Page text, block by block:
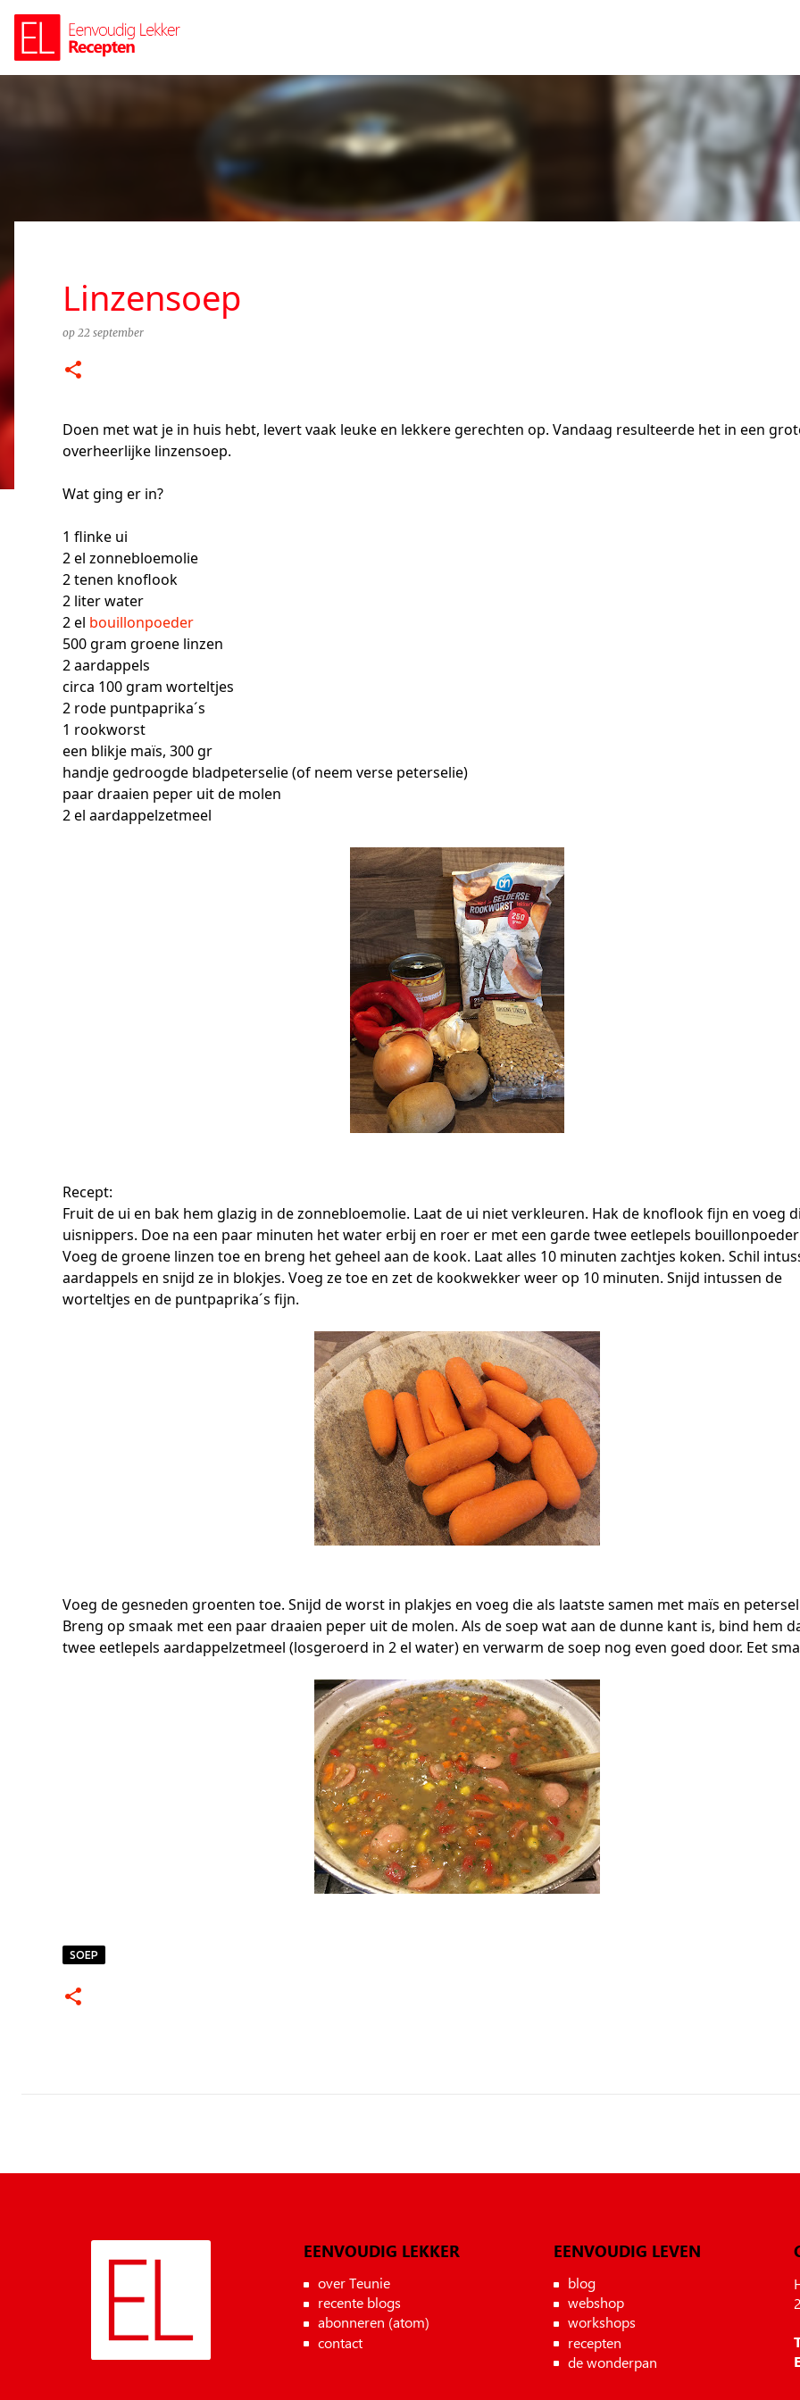
Linzensoep
op 22 september
Doen met wat je in huis hebt, levert vaak leuke en lekkere gerechten op. Vandaag resulteerde het in een
overheerlijke linzensoep.
Wat ging er in?
1 flinke ui
2 el zonnebloemolie
2 tenen knoflook
2 liter water
2 el bouillonpoeder
500 gram groene linzen
2 aardappels
circa 100 gram worteltjes
2 rode puntpaprika´s
1 rookworst
een blikje maïs, 300 gr
handje gedroogde bladpeterselie (of neem verse peterselie)
paar draaien peper uit de molen
2 el aardappelzetmeel
Recept:
Fruit de ui en bak hem glazig in de zonnebloemolie. Laat de ui niet verkleuren. Hak de knoflook fijn en voeg
uisnippers. Doe na een paar minuten het water erbij en roer er met een garde twee eetlepels
Voeg de groene linzen toe en breng het geheel aan de kook. Laat alles 10 minuten zachtjes koken. Schil
aardappels en snijd ze in blokjes. Voeg ze toe en zet de kookwekker weer op 10 minuten. Snijd intussen de
worteltjes en de puntpaprika´s fijn.
Voeg de gesneden groenten toe. Snijd de worst in plakjes en voeg die als laatste samen met maïs en
Breng op smaak met een paar draaien peper uit de molen. Als de soep wat aan de dunne kant is, bind hem
twee eetlepels aardappelzetmeel (losgeroerd in 2 el water) en verwarm de soep nog even goed door. Eet
SOEP
EENVOUDIG LEKKER
over Teunie
recente blogs
abonneren (atom)
contact
EENVOUDIG LEVEN
blog
webshop
workshops
recepten
de wonderpan